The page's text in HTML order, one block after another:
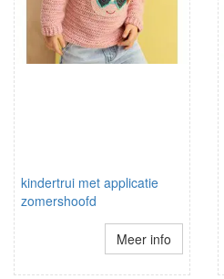
kindertrui met applicatie
zomershoofd
Meer info